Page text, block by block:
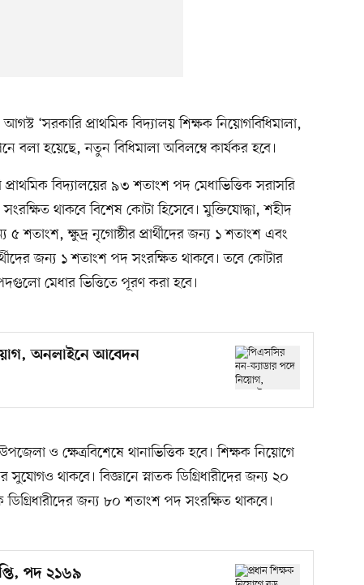
‘সরকারি প্রাথমিক বিদ্যালয় শিক্ষক নিয়োগবিধিমালা,
বলা হয়েছে, নতুন বিধিমালা অবিলম্বে কার্যকর হবে।
প্রাথমিক বিদ্যালয়ের ৯৩ শতাংশ পদ মেধাভিত্তিক সরাসরি
থাকবে বিশেষ কোটা হিসেবে। মুক্তিযোদ্ধা, শহীদ
৫ শতাংশ, ক্ষুদ্র নৃগোষ্ঠীর প্রার্থীদের জন্য ১ শতাংশ এবং
জন্য ১ শতাংশ পদ সংরক্ষিত থাকবে। তবে কোটার
মেধার ভিত্তিতে পূরণ করা হবে।
অনলাইনে আবেদন
ও ক্ষেত্রবিশেষে থানাভিত্তিক হবে। শিক্ষক নিয়োগে
সুযোগও থাকবে। বিজ্ঞানে স্নাতক ডিগ্রিধারীদের জন্য ২০
জন্য ৮০ শতাংশ পদ সংরক্ষিত থাকবে।
পদ ২১৬৯